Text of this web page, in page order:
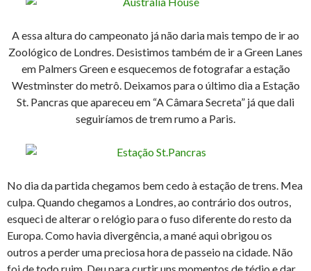
A essa altura do campeonato já não daria mais tempo de ir ao
Zoológico de Londres. Desistimos também de ir a Green Lanes
em Palmers Green e esquecemos de fotografar a estação
Westminster do metrô. Deixamos para o último dia a Estação
St. Pancras que apareceu em “A Câmara Secreta” já que dali
seguiríamos de trem rumo a Paris.
No dia da partida chegamos bem cedo à estação de trens. Mea
culpa. Quando chegamos a Londres, ao contrário dos outros,
esqueci de alterar o relógio para o fuso diferente do resto da
Europa. Como havia divergência, a mané aqui obrigou os
outros a perder uma preciosa hora de passeio na cidade. Não